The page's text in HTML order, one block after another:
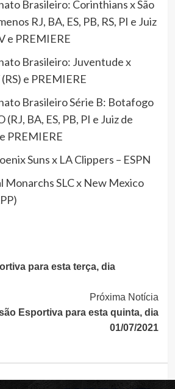
Brasileiro: Corinthians x São
RJ, BA, ES, PB, RS, PI e Juiz
e PREMIERE
Brasileiro: Juventude x
e PREMIERE
Brasileiro Série B: Botafogo
BA, ES, PB, PI e Juiz de
PREMIERE
Suns x LA Clippers – ESPN
Monarchs SLC x New Mexico
para esta terça, dia
Próxima Notícia
Esportiva para esta quinta, dia
01/07/2021